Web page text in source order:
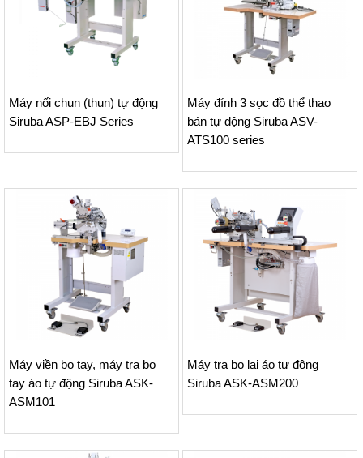
Máy nối chun (thun) tự động
Siruba ASP-EBJ Series
Máy đính 3 sọc đồ thể thao
bán tự động Siruba ASV-
ATS100 series
Máy viền bo tay, máy tra bo
tay áo tự động Siruba ASK-
ASM101
Máy tra bo lai áo tự động
Siruba ASK-ASM200